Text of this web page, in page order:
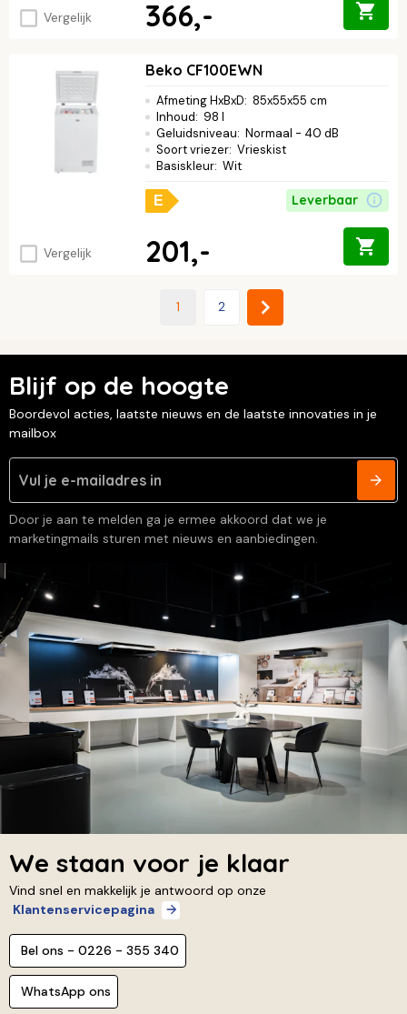
Vergelijk 366,-
Vergelijk
Beko CF100EWN
Afmeting HxBxD: 85x55x55 cm
Inhoud: 98 l
Geluidsniveau: Normaal - 40 dB
Soort vriezer: Vrieskist
Basiskleur: Wit
E Leverbaar
201,-
1 2
Blijf op de hoogte
Boordevol acties, laatste nieuws en de laatste innovaties in je
mailbox
Door je aan te melden ga je ermee akkoord dat we je
marketingmails sturen met nieuws en aanbiedingen.
We staan voor je klaar
Vind snel en makkelijk je antwoord op onze
Klantenservicepagina
Bel ons - 0226 - 355 340
WhatsApp ons